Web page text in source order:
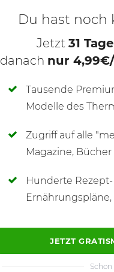
Du hast noch
Jetzt 31
danach nur
Tausende
Modelle des
Zugriff auf alle
Magazine,
Hunderte
Ernährungspläne,
JETZT